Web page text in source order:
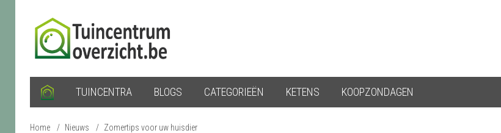
TUINCENTRA BLOGS CATEGORIEËN KETENS KOOPZONDAGEN
Home / Nieuws / Zomertips voor uw huisdier